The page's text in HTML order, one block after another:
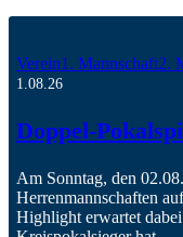
Verein1. Mannschaft2.
1.08.26
Doppel-
Am Sonntag, den
Herrenmannschaften
Highlight erwartet